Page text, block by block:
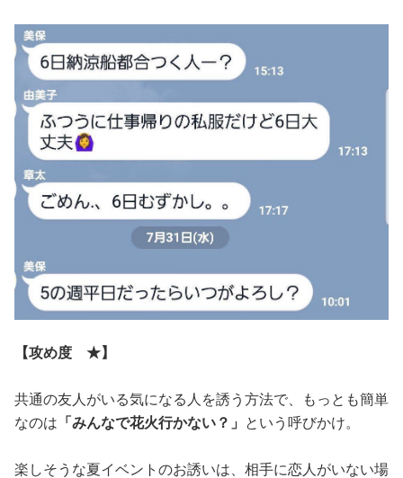
【攻め度 ★】
共通の友人がいる気になる人を誘う方法で、もっとも簡単
なのは 「みんなで花火行かない？」 という呼びかけ。
楽しそうな夏イベントのお誘いは、相手に恋人がいない場